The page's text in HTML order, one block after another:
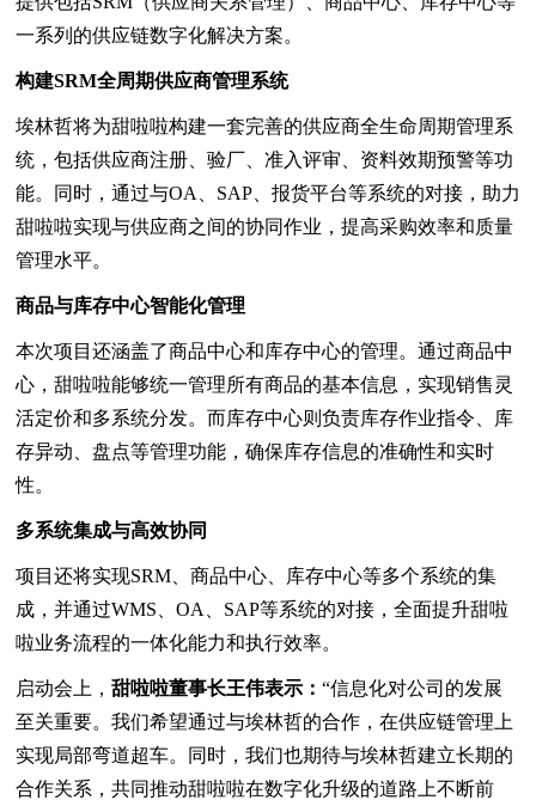
一系列的供应链数字化解决方案。
构建SRM全周期供应商管理系统
埃林哲将为甜啦啦构建一套完善的供应商全生命周期管理系
统，包括供应商注册、验厂、准入评审、资料效期预警等功
能。同时，通过与OA、SAP、报货平台等系统的对接，助力
甜啦啦实现与供应商之间的协同作业，提高采购效率和质量
管理水平。
商品与库存中心智能化管理
本次项目还涵盖了商品中心和库存中心的管理。通过商品中
心，甜啦啦能够统一管理所有商品的基本信息，实现销售灵
活定价和多系统分发。而库存中心则负责库存作业指令、库
存异动、盘点等管理功能，确保库存信息的准确性和实时
性。
多系统集成与高效协同
项目还将实现SRM、商品中心、库存中心等多个系统的集
成，并通过WMS、OA、SAP等系统的对接，全面提升甜啦
啦业务流程的一体化能力和执行效率。
启动会上， 甜啦啦董事长王伟表示： “信息化对公司的发展
至关重要。我们希望通过与埃林哲的合作，在供应链管理上
实现局部弯道超车。同时，我们也期待与埃林哲建立长期的
合作关系，共同推动甜啦啦在数字化升级的道路上不断前